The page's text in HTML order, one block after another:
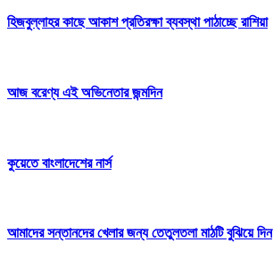
হিজবুল্লাহর কাছে আকাশ প্রতিরক্ষা ব্যবস্থা পাঠাচ্ছে রাশিয়া
আজ বরেণ্য এই অভিনেতার জন্মদিন
কুয়েতে বাংলাদেশের নার্স
আমাদের সন্তানদের খেলার জন্য তেতুলতলা মাঠটি বুঝিয়ে দিন